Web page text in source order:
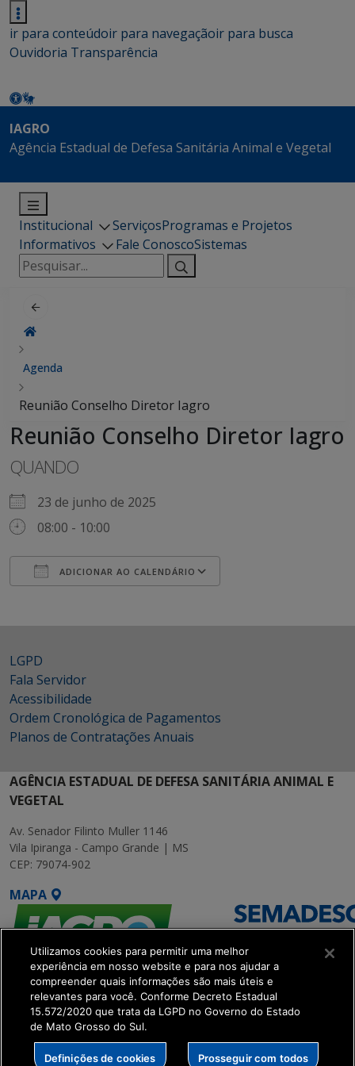
ir para conteúdoir para navegaçãoir para busca
Ouvidoria Transparência
IAGRO
Agência Estadual de Defesa Sanitária Animal e Vegetal
Institucional ServiçosProgramas e Projetos
Informativos
Fale ConoscoSistemas
Pesquisar
por:
Agenda
Reunião Conselho Diretor Iagro
Reunião Conselho Diretor Iagro
QUANDO
23 de junho de 2025
08:00 - 10:00
ADICIONAR AO CALENDÁRIO
LGPD
Fala Servidor
Acessibilidade
Ordem Cronológica de Pagamentos
Planos de Contratações Anuais
AGÊNCIA ESTADUAL DE DEFESA SANITÁRIA ANIMAL E
VEGETAL
Av. Senador Filinto Muller 1146
Vila Ipiranga - Campo Grande | MS
CEP: 79074-902
MAPA
SETDIG | Secretaria-
Executiva de
Transformação Digital
Utilizamos cookies para permitir uma melhor
experiência em nosso website e para nos ajudar a
compreender quais informações são mais úteis e
relevantes para você. Conforme Decreto Estadual
15.572/2020 que trata da LGPD no Governo do Estado
de Mato Grosso do Sul.
Definições de cookies Prosseguir com todos